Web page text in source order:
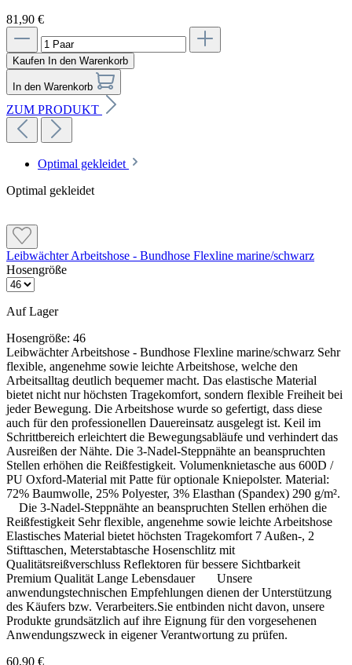
81,90 €
Kaufen In den Warenkorb
In den Warenkorb
ZUM PRODUKT
Optimal gekleidet
Optimal gekleidet
Leibwächter Arbeitshose - Bundhose Flexline marine/schwarz
Hosengröße
Auf Lager
Hosengröße: 46
Leibwächter Arbeitshose - Bundhose Flexline marine/schwarz Sehr
flexible, angenehme sowie leichte Arbeitshose, welche den
Arbeitsalltag deutlich bequemer macht. Das elastische Material
bietet nicht nur höchsten Tragekomfort, sondern flexible Freiheit bei
jeder Bewegung. Die Arbeitshose wurde so gefertigt, dass diese
auch für den professionellen Dauereinsatz ausgelegt ist. Keil im
Schrittbereich erleichtert die Bewegungsabläufe und verhindert das
Ausreißen der Nähte. Die 3-Nadel-Steppnähte an beanspruchten
Stellen erhöhen die Reißfestigkeit. Volumenknietasche aus 600D /
PU Oxford-Material mit Patte für optionale Kniepolster. Material:
72% Baumwolle, 25% Polyester, 3% Elasthan (Spandex) 290 g/m².
Die 3-Nadel-Steppnähte an beanspruchten Stellen erhöhen die
Reißfestigkeit Sehr flexible, angenehme sowie leichte Arbeitshose
Elastisches Material bietet höchsten Tragekomfort 7 Außen-, 2
Stifttaschen, Meterstabtasche Hosenschlitz mit
Qualitätsreißverschluss Reflektoren für bessere Sichtbarkeit
Premium Qualität Lange Lebensdauer Unsere
anwendungstechnischen Empfehlungen dienen der Unterstützung
des Käufers bzw. Verarbeiters.Sie entbinden nicht davon, unsere
Produkte grundsätzlich auf ihre Eignung für den vorgesehenen
Anwendungszweck in eigener Verantwortung zu prüfen.
60,90 €